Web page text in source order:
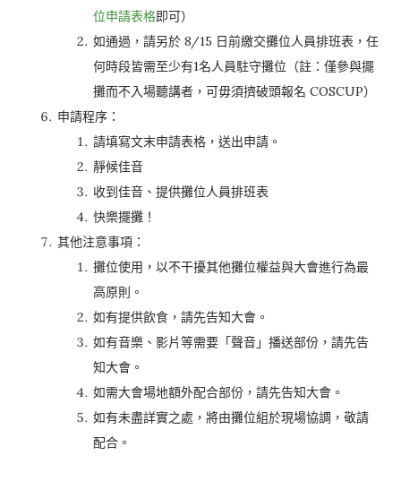
位申請表格即可）
如通過，請另於 8/15 日前繳交攤位人員排班表，任
何時段皆需至少有1名人員駐守攤位（註：僅參與擺
攤而不入場聽講者，可毋須擠破頭報名 COSCUP）
申請程序：
請填寫文末申請表格，送出申請。
靜候佳音
收到佳音、提供攤位人員排班表
快樂擺攤！
其他注意事項：
攤位使用，以不干擾其他攤位權益與大會進行為最
高原則。
如有提供飲食，請先告知大會。
如有音樂、影片等需要「聲音」播送部份，請先告
知大會。
如需大會場地額外配合部份，請先告知大會。
如有未盡詳實之處，將由攤位組於現場協調，敬請
配合。